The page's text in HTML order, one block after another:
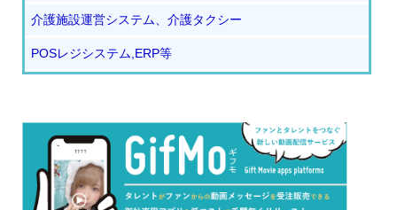
介護施設運営システム、介護タクシー
POSレジシステム,ERP等